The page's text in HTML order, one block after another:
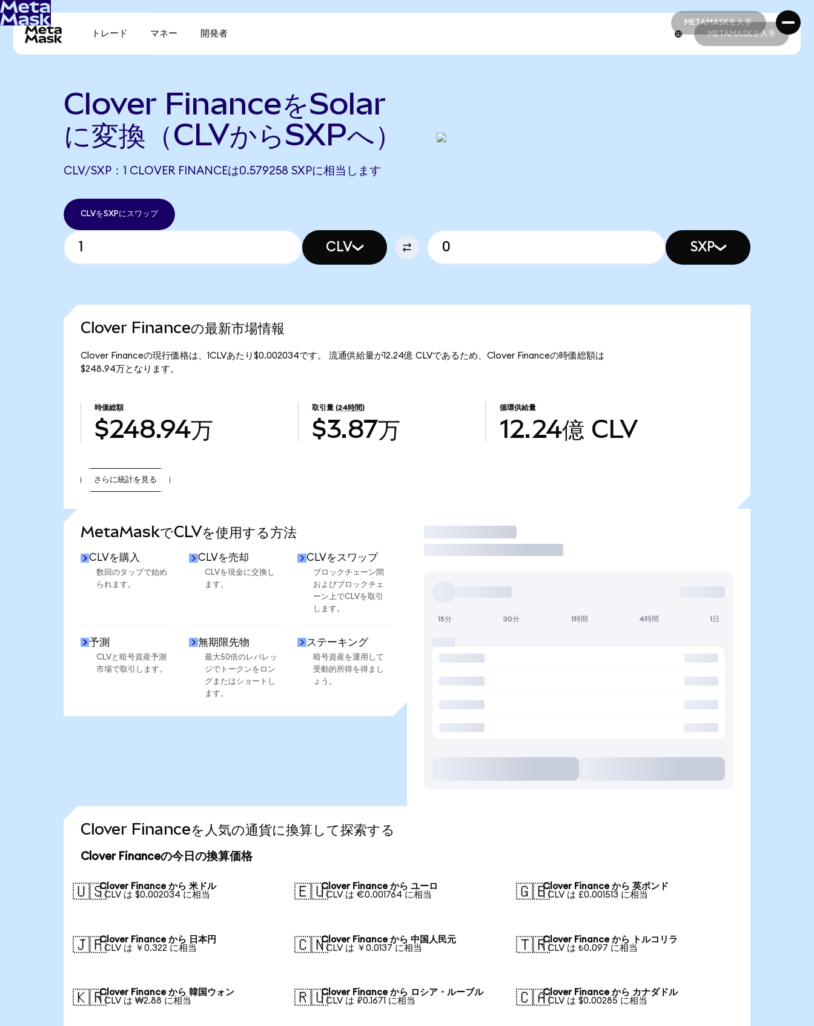
METAMASKを入手
METAMASKを入手
トレード マネー 開発者 METAMASKを入手
Clover FinanceをSolar
に変換（CLVからSXPへ）
CLV/SXP：1 CLOVER FINANCEは0.579258 SXPに相当します
CLVをSXPにスワップ
CLV SXP
Clover Financeの最新市場情報
Clover Financeの現行価格は、1CLVあたり$0.002034です。 流通供給量が12.24億 CLVであるため、Clover Financeの時価総額は
$248.94万となります。
時価総額
$248.94万
取引量 (24時間)
$3.87万
循環供給量
12.24億 CLV
さらに統計を見る
MetaMaskでCLVを使用する方法
CLVを購入
数回のタップで始め
られます。
CLVを売却
CLVを現金に交換し
ます。
CLVをスワップ
ブロックチェーン間
およびブロックチェ
ーン上でCLVを取引
します。
予測
CLVと暗号資産予測
市場で取引します。
無期限先物
最大50倍のレバレッ
ジでトークンをロン
グまたはショートし
ます。
ステーキング
暗号資産を運用して
受動的所得を得まし
ょう。
取引
15分 30分 1時間 4時間 1日
Clover Financeを人気の通貨に換算して探索する
Clover Financeの今日の換算価格
🇺🇸Clover Finance から 米ドル
1 CLV は $0.002034 に相当
🇪🇺Clover Finance から ユーロ
1 CLV は €0.001764 に相当
🇬🇧Clover Finance から 英ポンド
1 CLV は £0.001513 に相当
🇯🇵Clover Finance から 日本円
1 CLV は ￥0.322 に相当
🇨🇳Clover Finance から 中国人民元
1 CLV は ￥0.0137 に相当
🇹🇷Clover Finance から トルコリラ
1 CLV は ₺0.097 に相当
🇰🇷Clover Finance から 韓国ウォン
1 CLV は ₩2.88 に相当
🇷🇺Clover Finance から ロシア・ルーブル
1 CLV は ₽0.1671 に相当
🇨🇦Clover Finance から カナダドル
1 CLV は $0.00285 に相当